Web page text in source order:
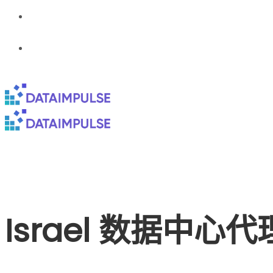
Israel 数据中心代